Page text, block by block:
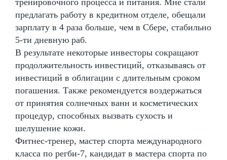
предлагать работу в кредитном отделе, обещали
зарплату в 4 раза больше, чем в Сбере, стабильно
5-ти дневную раб.
В результате некоторые инвесторы сокращают
продолжительность инвестиций, отказываясь от
инвестиций в облигации с длительным сроком
погашения. Также рекомендуется воздержаться
от принятия солнечных ванн и косметических
процедур, способных вызвать сухость и
шелушение кожи.
Фитнес-тренер, мастер спорта международного
класса по регби-7, кандидат в мастера спорта по